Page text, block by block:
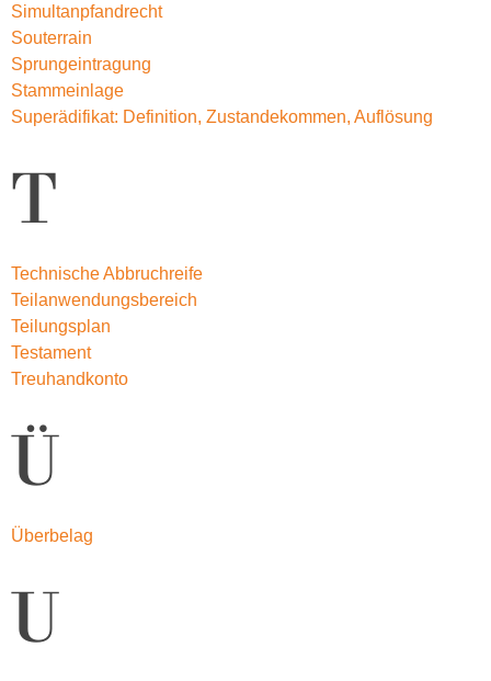
Simultanpfandrecht
Souterrain
Sprungeintragung
Stammeinlage
Superädifikat: Definition, Zustandekommen, Auflösung
T
Technische Abbruchreife
Teilanwendungsbereich
Teilungsplan
Testament
Treuhandkonto
Ü
Überbelag
U